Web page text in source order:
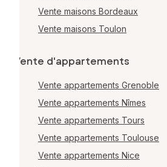
Vente maisons Bordeaux
Vente maisons Toulon
Vente d'appartements
Vente appartements Grenoble
Vente appartements Nîmes
Vente appartements Tours
Vente appartements Toulouse
Vente appartements Nice